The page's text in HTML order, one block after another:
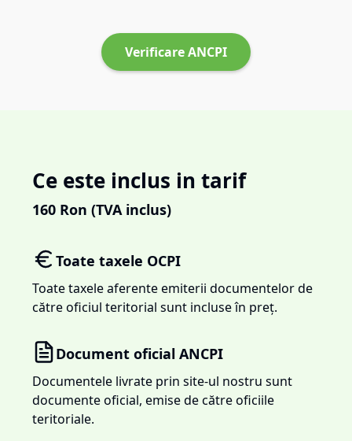
Verificare ANCPI
Ce este inclus in tarif
160 Ron (TVA inclus)
Toate taxele OCPI
Toate taxele aferente emiterii documentelor de
către oficiul teritorial sunt incluse în preț.
Document oficial ANCPI
Documentele livrate prin site-ul nostru sunt
documente oficial, emise de către oficiile
teritoriale.